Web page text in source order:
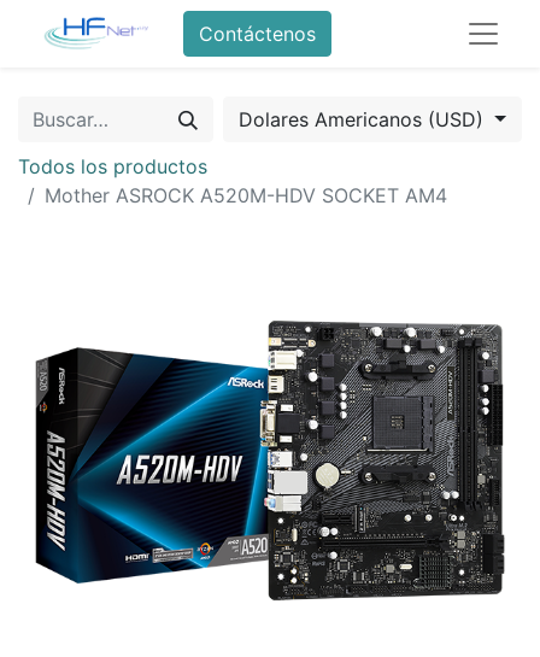
Contáctenos
Dolares Americanos (USD)
Todos los productos
Mother ASROCK A520M-HDV SOCKET AM4